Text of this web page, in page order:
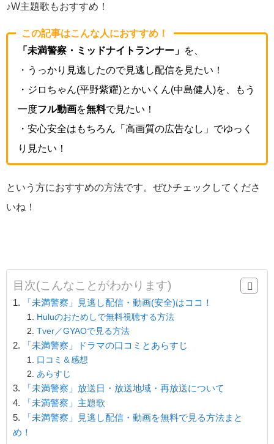
♪W主題歌もおすすめ！
この記事はこんな人におすすめ！
「未満警察・ミッドナイトランナー」
を、
・うっかり見逃したので見逃し配信を見たい！
・ジロちゃん(平野紫耀)とかいくん(中島健人)を、もう
一度フル動画を無料で見たい！
・安心安全はもちろん「高画質の広告なし」でゆっく
り見たい！
という方におすすめの方法です。ぜひチェックしてくださ
いね！
目次(こんなことがわかります)
「未満警察」見逃し配信・動画(安全)はココ！
Huluのおためしで無料視聴する方法
Tver／GYAOで見る方法
「未満警察」ドラマの口コミとあらすじ
口コミ＆感想
あらすじ
「未満警察」放送日・放送地域・再放送について
「未満警察」主題歌
「未満警察」見逃し配信・動画を無料で見る方法まと
め！